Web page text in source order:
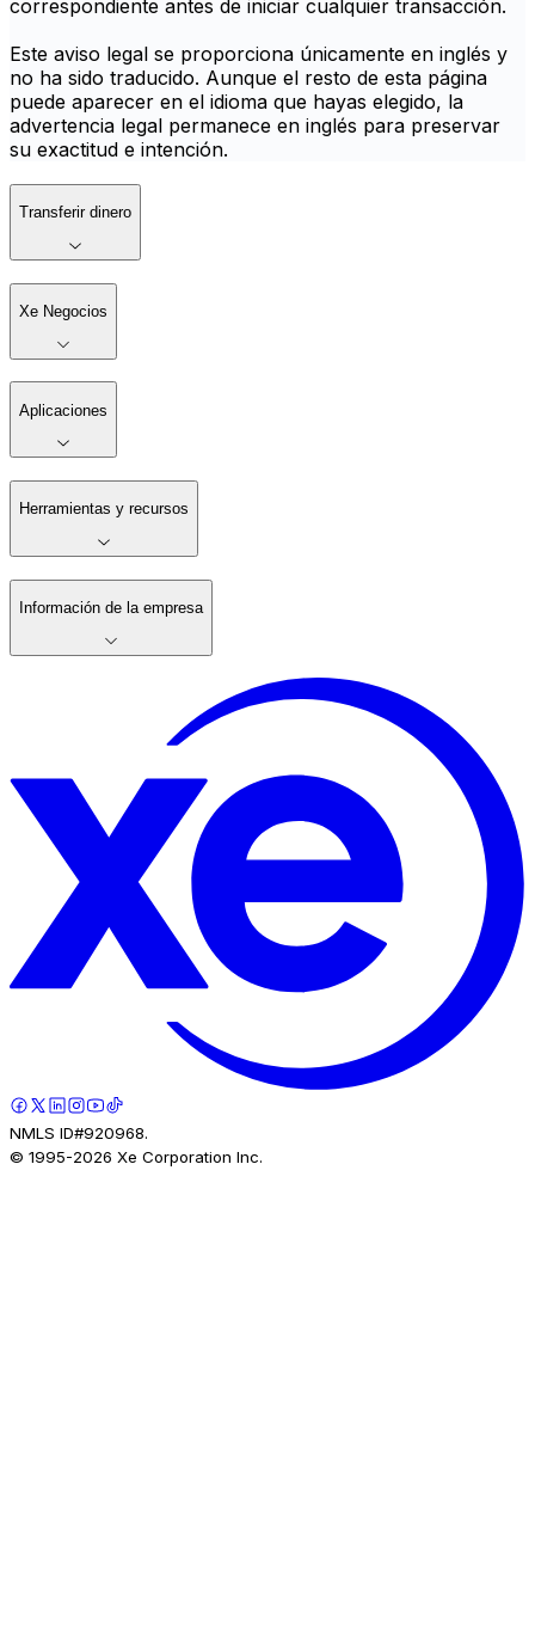
correspondiente antes de iniciar cualquier transacción.
Este aviso legal se proporciona únicamente en inglés y
no ha sido traducido. Aunque el resto de esta página
puede aparecer en el idioma que hayas elegido, la
advertencia legal permanece en inglés para preservar
su exactitud e intención.
Transferir dinero
Xe Negocios
Aplicaciones
Herramientas y recursos
Información de la empresa
NMLS ID#920968.
© 1995-2026 Xe Corporation Inc.